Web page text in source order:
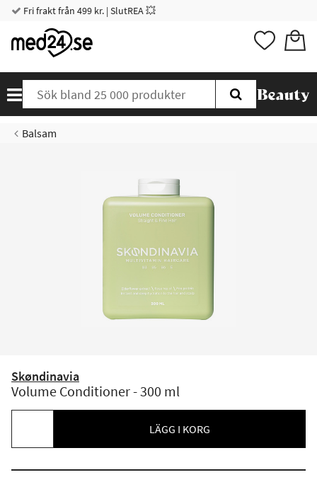
Fri frakt från 499 kr. | SlutREA 💥
Balsam
Skøndinavia
Volume Conditioner - 300 ml
LÄGG I KORG